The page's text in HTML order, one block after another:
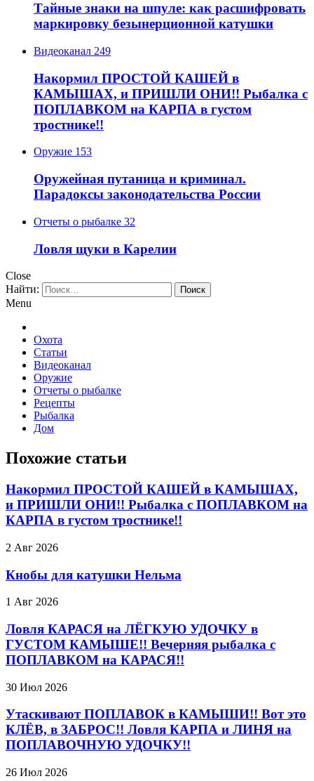
Тайные знаки на шпуле: как расшифровать
маркировку безынерционной катушки
Видеоканал 249
Накормил ПРОСТОЙ КАШЕЙ в
КАМЫШАХ, и ПРИШЛИ ОНИ!! Рыбалка с
ПОПЛАВКОМ на КАРПА в густом
тростнике!!
Оружие 153
Оружейная путаница и криминал.
Парадоксы законодательства России
Отчеты о рыбалке 32
Ловля щуки в Карелии
Close
Найти:
Menu
Охота
Статьи
Видеоканал
Оружие
Отчеты о рыбалке
Рецепты
Рыбалка
Дом
Похожие статьи
Накормил ПРОСТОЙ КАШЕЙ в КАМЫШАХ,
и ПРИШЛИ ОНИ!! Рыбалка с ПОПЛАВКОМ на
КАРПА в густом тростнике!!
2 Авг 2026
Кнобы для катушки Нельма
1 Авг 2026
Ловля КАРАСЯ на ЛЁГКУЮ УДОЧКУ в
ГУСТОМ КАМЫШЕ!! Вечерняя рыбалка с
ПОПЛАВКОМ на КАРАСЯ!!
30 Июл 2026
Утаскивают ПОПЛАВОК в КАМЫШИ!! Вот это
КЛЁВ, в ЗАБРОС!! Ловля КАРПА и ЛИНЯ на
ПОПЛАВОЧНУЮ УДОЧКУ!!
26 Июл 2026